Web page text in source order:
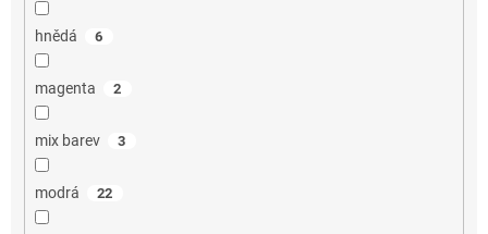
hnědá 6
magenta 2
mix barev 3
modrá 22